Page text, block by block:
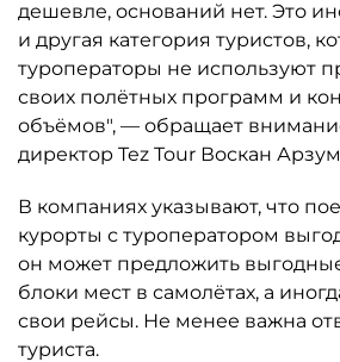
дешевле, оснований нет. Это
и другая категория туристов,
туроператоры не используют
своих полётных программ и
объёмов", — обращает
директор Tez Tour Воскан
В компаниях указывают, что
курорты с туроператором
он может предложить
блоки мест в самолётах, а
свои рейсы. Не менее важна
туриста.